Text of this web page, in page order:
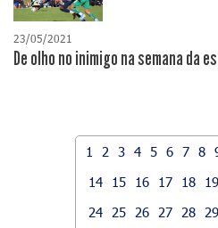
23/05/2021
De olho no inimigo na semana da
1 2 3 4 5 6 7 8
14
15 16 17 18 19
24
25 26 27 28 29